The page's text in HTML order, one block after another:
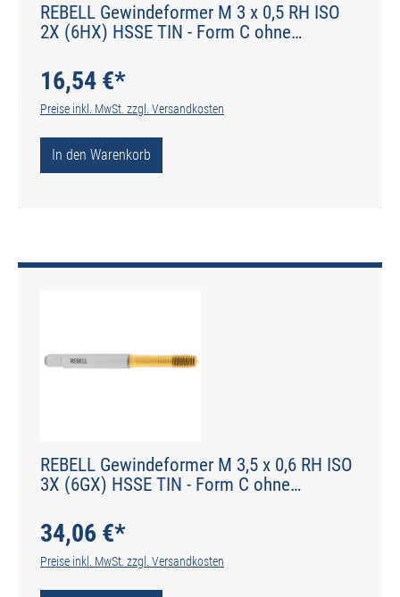
REBELL Gewindeformer M 3 x 0,5 RH ISO
2X (6HX) HSSE TIN - Form C ohne
16,54 €*
Preise inkl. MwSt. zzgl. Versandkosten
In den Warenkorb
REBELL Gewindeformer M 3,5 x 0,6 RH ISO
3X (6GX) HSSE TIN - Form C ohne
34,06 €*
Preise inkl. MwSt. zzgl. Versandkosten